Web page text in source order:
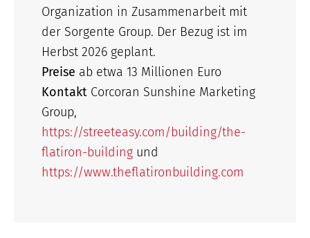
Organization in Zusammenarbeit mit
der Sorgente Group. Der Bezug ist im
Herbst 2026 geplant.
Preise ab etwa 13 Millionen Euro
Kontakt Corcoran Sunshine Marketing
Group,
https://streeteasy.com/building/the-
flatiron-building und
https://www.theflatironbuilding.com